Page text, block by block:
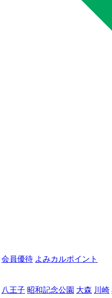
会員優待 よみカルポイント
八王子 昭和記念公園 大森 川崎